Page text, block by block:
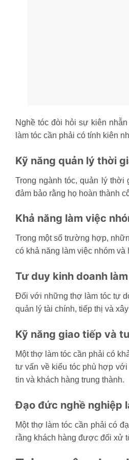
Nghề tóc đòi hỏi sự kiên
làm tóc cần phải có tính kiên
Kỹ năng quản lý thời
Trong ngành tóc, quản lý
đảm bảo rằng họ hoàn thành
Khả năng làm việc
Trong một số trường hợp,
có khả năng làm việc nhóm
Tư duy kinh doanh
Đối với những thợ làm tóc tự
quản lý tài chính, tiếp thị và
Kỹ năng giao tiếp và
Một thợ làm tóc cần phải có
tư vấn về kiểu tóc phù hợp
tin và khách hàng trung thành.
Đạo đức nghề nghiệp
Một thợ làm tóc cần phải có
rằng khách hàng được đối xử